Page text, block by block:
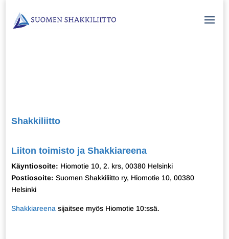
Shakkiliitto
Liiton toimisto ja Shakkiareena
Käyntiosoite: Hiomotie 10, 2. krs, 00380 Helsinki
Postiosoite: Suomen Shakkiliitto ry, Hiomotie 10, 00380
Helsinki
Shakkiareena sijaitsee myös Hiomotie 10:ssä.